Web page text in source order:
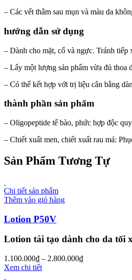
– Các vết thâm sau mụn và màu da
hướng dẫn sử dụng
– Dành cho mặt, cổ và ngực. Tránh tiếp
– Lấy một lượng sản phẩm vừa đủ thoa
– Có thể kết hợp với trị liệu cân bằng
thành phần sản phẩm
– Oligopeptide tế bào, phức hợp độc
– Chiết xuất men, chiết xuất rau má:
Sản Phẩm Tương Tự
Chi tiết sản phẩm
Thêm vào giỏ hàng
Lotion P50V
Lotion tái tạo dành cho da tối
1.100.000₫ – 2.800.000₫
Xem chi tiết